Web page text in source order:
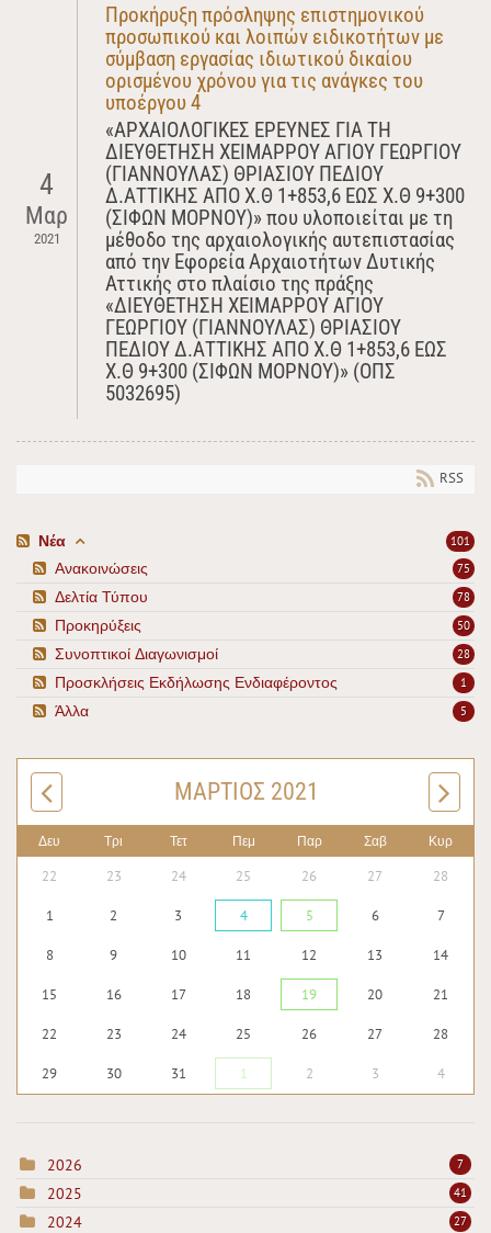
4
Μαρ
2021
Προκήρυξη πρόσληψης επιστημονικού
προσωπικού και λοιπών ειδικοτήτων με
σύμβαση εργασίας ιδιωτικού δικαίου
ορισμένου χρόνου για τις ανάγκες του
υποέργου 4
«ΑΡΧΑΙΟΛΟΓΙΚΕΣ ΕΡΕΥΝΕΣ ΓΙΑ ΤΗ
ΔΙΕΥΘΕΤΗΣΗ ΧΕΙΜΑΡΡΟΥ ΑΓΙΟΥ ΓΕΩΡΓΙΟΥ
(ΓΙΑΝΝΟΥΛΑΣ) ΘΡΙΑΣΙΟΥ ΠΕΔΙΟΥ
Δ.ΑΤΤΙΚΗΣ ΑΠΟ Χ.Θ 1+853,6 ΕΩΣ Χ.Θ 9+300
(ΣΙΦΩΝ ΜΟΡΝΟΥ)» που υλοποιείται με τη
μέθοδο της αρχαιολογικής αυτεπιστασίας
από την Εφορεία Αρχαιοτήτων Δυτικής
Αττικής στο πλαίσιο της πράξης
«ΔΙΕΥΘΕΤΗΣΗ ΧΕΙΜΑΡΡΟΥ ΑΓΙΟΥ
ΓΕΩΡΓΙΟΥ (ΓΙΑΝΝΟΥΛΑΣ) ΘΡΙΑΣΙΟΥ
ΠΕΔΙΟΥ Δ.ΑΤΤΙΚΗΣ ΑΠΟ Χ.Θ 1+853,6 ΕΩΣ
Χ.Θ 9+300 (ΣΙΦΩΝ ΜΟΡΝΟΥ)» (ΟΠΣ
5032695)
RSS
101
Νέα
75
Ανακοινώσεις
78
Δελτία Τύπου
50
Προκηρύξεις
28
Συνοπτικοί Διαγωνισμοί
1
Προσκλήσεις Εκδήλωσης Ενδιαφέροντος
5
Άλλα
ΜΆΡΤΙΟΣ 2021
Δευ Τρι Τετ Πεμ Παρ Σαβ Κυρ
22 23 24 25 26 27 28
1 2 3 4 5 6 7
8 9 10 11 12 13 14
15 16 17 18 19 20 21
22 23 24 25 26 27 28
29 30 31 1 2 3 4
2026 7
2025 41
2024 27